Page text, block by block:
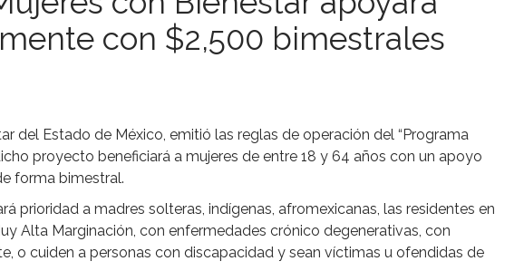
con $2,500 bimestrales
del Estado de México, emitió las reglas de operación del “Programa
proyecto beneficiará a mujeres de entre 18 y 64 años con un apoyo
forma bimestral.
prioridad a madres solteras, indígenas, afromexicanas, las residentes en
Alta Marginación, con enfermedades crónico degenerativas, con
o cuiden a personas con discapacidad y sean víctimas u ofendidas de